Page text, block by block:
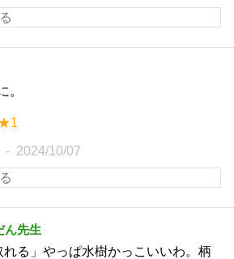
。
2024/10/07
ん先生
れる」やっぱ水樹かっこいいわ。柄